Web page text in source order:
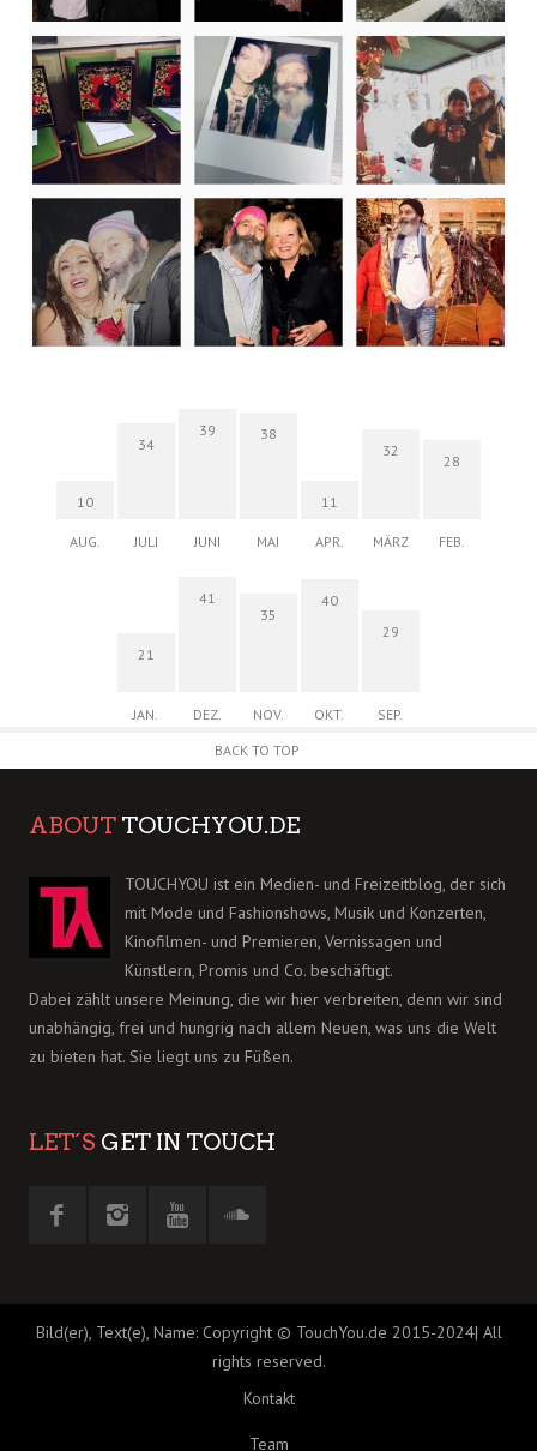
10
AUG.
34
JULI
39
JUNI
38
MAI
11
APR.
32
MÄRZ
28
FEB.
21
JAN.
41
DEZ.
35
NOV.
40
OKT.
29
SEP.
BACK TO TOP
ABOUT TOUCHYOU.DE
TOUCHYOU ist ein Medien- und Freizeitblog, der sich
mit Mode und Fashionshows, Musik und Konzerten,
Kinofilmen- und Premieren, Vernissagen und
Künstlern, Promis und Co. beschäftigt.
Dabei zählt unsere Meinung, die wir hier verbreiten, denn wir sind
unabhängig, frei und hungrig nach allem Neuen, was uns die Welt
zu bieten hat. Sie liegt uns zu Füßen.
LET´S GET IN TOUCH
Bild(er), Text(e), Name: Copyright © TouchYou.de 2015-2024| All
rights reserved.
Kontakt
Team